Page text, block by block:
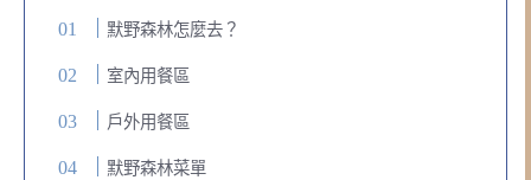
默野森林怎麼去？
室內用餐區
戶外用餐區
默野森林菜單